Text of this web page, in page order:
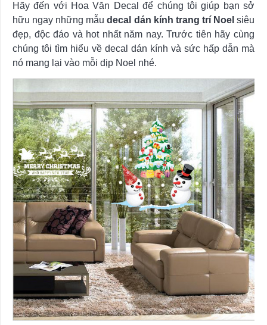
Hãy đến với Hoa Văn Decal để chúng tôi giúp bạn sở
hữu ngay những mẫudecal dán kính trang trí Noelsiêu
đẹp, độc đáo và hot nhất năm nay. Trước tiên hãy cùng
chúng tôi tìm hiểu về decal dán kính và sức hấp dẫn mà
nó mang lại vào mỗi dịp Noel nhé.